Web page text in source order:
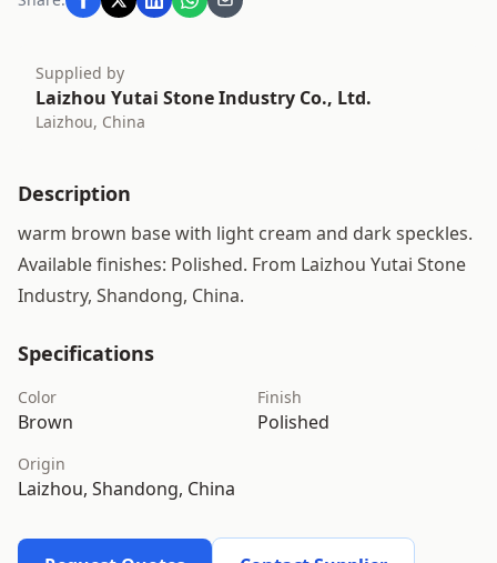
Supplied by
Laizhou Yutai Stone Industry Co., Ltd.
Laizhou, China
Description
warm brown base with light cream and dark speckles.
Available finishes: Polished. From Laizhou Yutai Stone
Industry, Shandong, China.
Specifications
Color
Brown
Finish
Polished
Origin
Laizhou, Shandong, China